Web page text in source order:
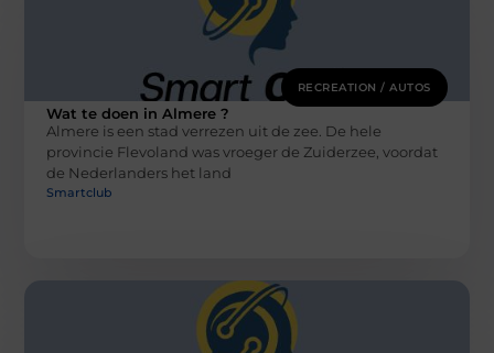
RECREATION / AUTOS
Wat te doen in Almere ?
Almere is een stad verrezen uit de zee. De hele
provincie Flevoland was vroeger de Zuiderzee, voordat
de Nederlanders het land
Smartclub